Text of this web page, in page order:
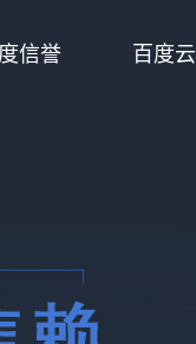
信誉 百度云